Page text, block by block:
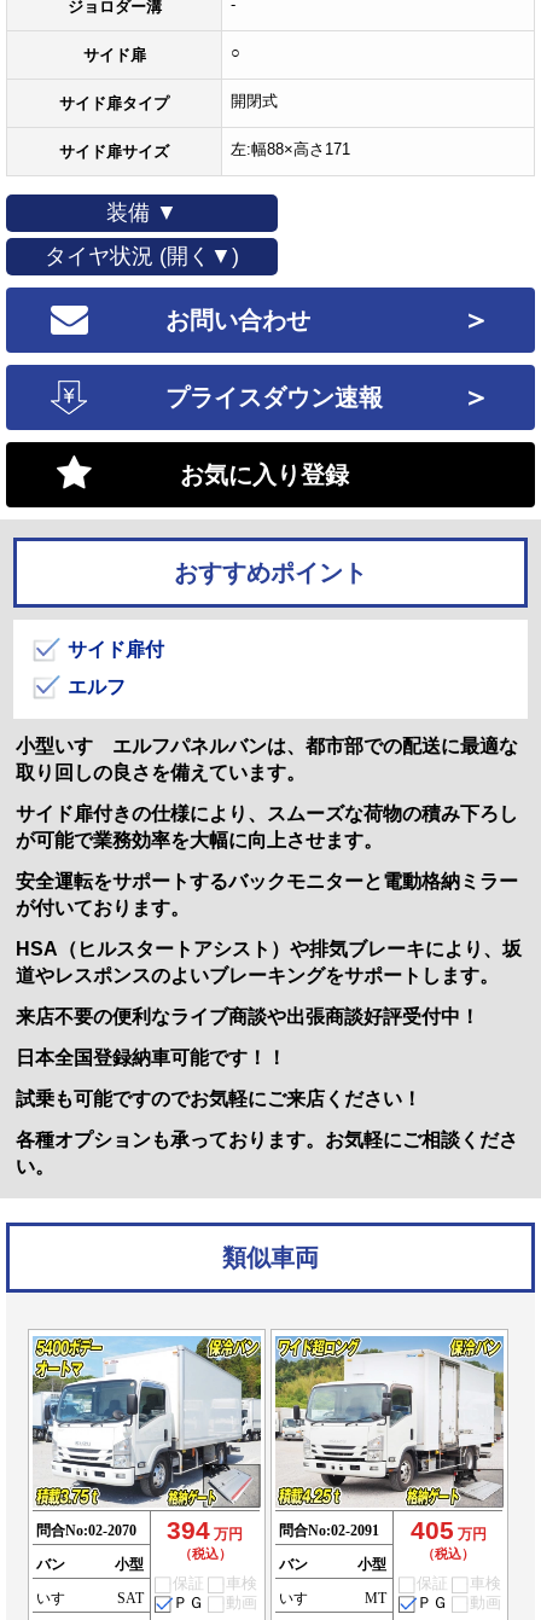
ジョロダー溝 -
サイド扉 ○
サイド扉タイプ 開閉式
サイド扉サイズ 左:幅88×高さ171
装備 ▼
タイヤ状況 (開く▼)
お問い合わせ ＞
プライスダウン速報 ＞
お気に入り登録
おすすめポイント
サイド扉付
エルフ
小型いすゞエルフパネルバンは、都市部での配送に最適な
取り回しの良さを備えています。
サイド扉付きの仕様により、スムーズな荷物の積み下ろし
が可能で業務効率を大幅に向上させます。
安全運転をサポートするバックモニターと電動格納ミラー
が付いております。
HSA（ヒルスタートアシスト）や排気ブレーキにより、坂
道やレスポンスのよいブレーキングをサポートします。
来店不要の便利なライブ商談や出張商談好評受付中！
日本全国登録納車可能です！！
試乗も可能ですのでお気軽にご来店ください！
各種オプションも承っております。お気軽にご相談くださ
い。
類似車両
問合No:02-2070
バン
小型
いすゞ
SAT
394 万円
（税込）
保証
車検
ＰＧ
動画
問合No:02-2091
バン
小型
いすゞ
MT
405 万円
（税込）
保証
車検
ＰＧ
動画